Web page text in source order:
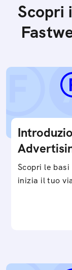
Scopri
Scopri le
inizia il tuo